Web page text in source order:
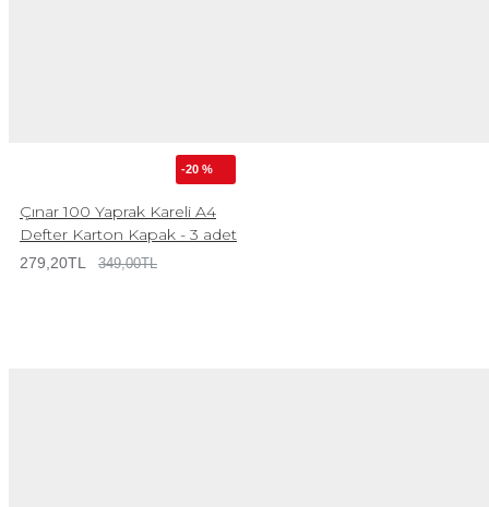
-20 %
Çınar 100 Yaprak Kareli A4
Defter Karton Kapak - 3 adet
279,20TL 349,00TL